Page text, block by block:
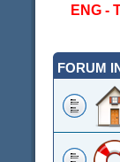
ENG -
FORUM